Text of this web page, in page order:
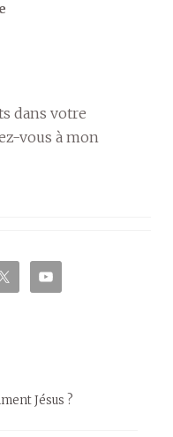
dans votre
vous à mon
Jésus ?